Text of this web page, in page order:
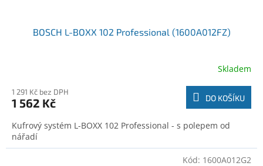
BOSCH L-BOXX 102 Professional (1600A012FZ)
Skladem
1 291 Kč bez DPH
1 562 Kč DO KOŠÍKU
Kufrový systém L-BOXX 102 Professional - s polepem od
nářadí
Kód: 1600A012G2